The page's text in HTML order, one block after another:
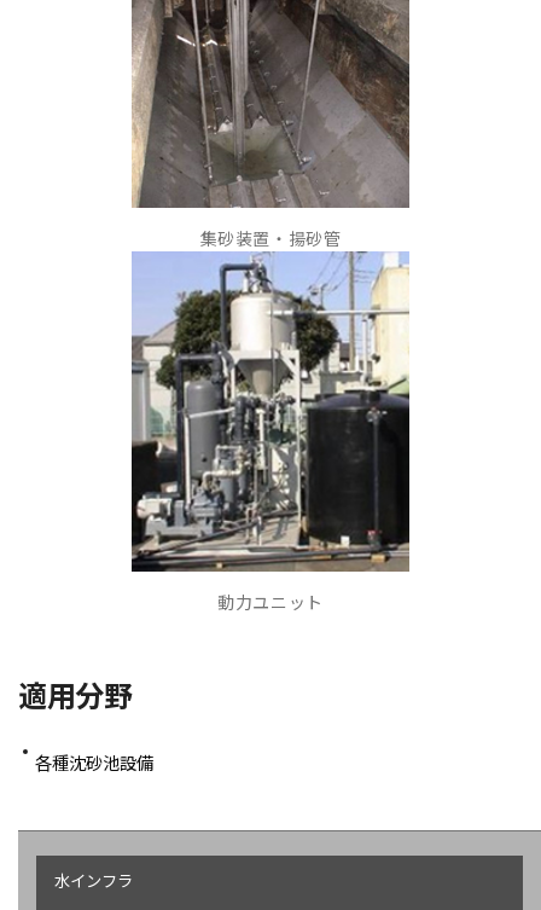
集砂装置・揚砂管
動力ユニット
適用分野
各種沈砂池設備
水インフラ